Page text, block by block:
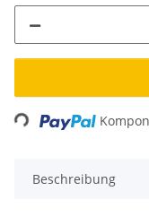
Beschreibung